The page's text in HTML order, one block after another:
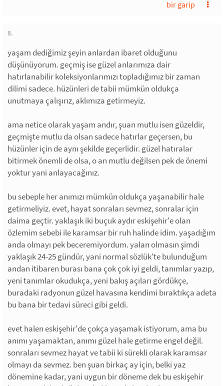
bir garip
8.
yaşam dediğimiz şeyin anlardan ibaret olduğunu
düşünüyorum. geçmiş ise güzel anlarımıza dair
hatırlanabilir koleksiyonlarımızı topladığımız bir zaman
dilimi sadece. hüzünleri de tabii mümkün oldukça
unutmaya çalışırız, aklımıza getirmeyiz.
ama netice olarak yaşam andır, şuan mutlu isen güzeldir,
geçmişte mutlu da olsan sadece hatırlar geçersen, bu
hüzünler için de aynı şekilde geçerlidir. güzel hatıralar
bitirmek önemli de olsa, o an mutlu değilsen pek de önemi
yoktur yani anlayacağınız.
bu sebeple her anımızı mümkün oldukça yaşanabilir hale
getirmeliyiz. evet, hayat sonraları sevmez, sonralar için
daima geçtir. yaklaşık iki buçuk aydır eskişehir'e olan
özlemim sebebi ile karamsar bir ruh halinde idim. yaşadığım
anda olmayı pek beceremiyordum. yalan olmasın şimdi
yaklaşık 24-25 gündür, yani normal sözlük'te bulunduğum
andan itibaren burası bana çok çok iyi geldi, tanımlar yazıp,
yeni tanımlar okudukça, yeni bakış açıları gördükçe,
buradaki radyonun güzel havasına kendimi bıraktıkça adeta
bu bana bir tedavi süreci gibi geldi.
evet halen eskişehir'de çokça yaşamak istiyorum, ama bu
anımı yaşamaktan, anımı güzel hale getirme engel değil.
sonraları sevmez hayat ve tabii ki sürekli olarak karamsar
olmayı da sevmez. ben şuan birkaç ay için, belki yaz
dönemine kadar, yani uygun bir döneme dek bu eskişehir